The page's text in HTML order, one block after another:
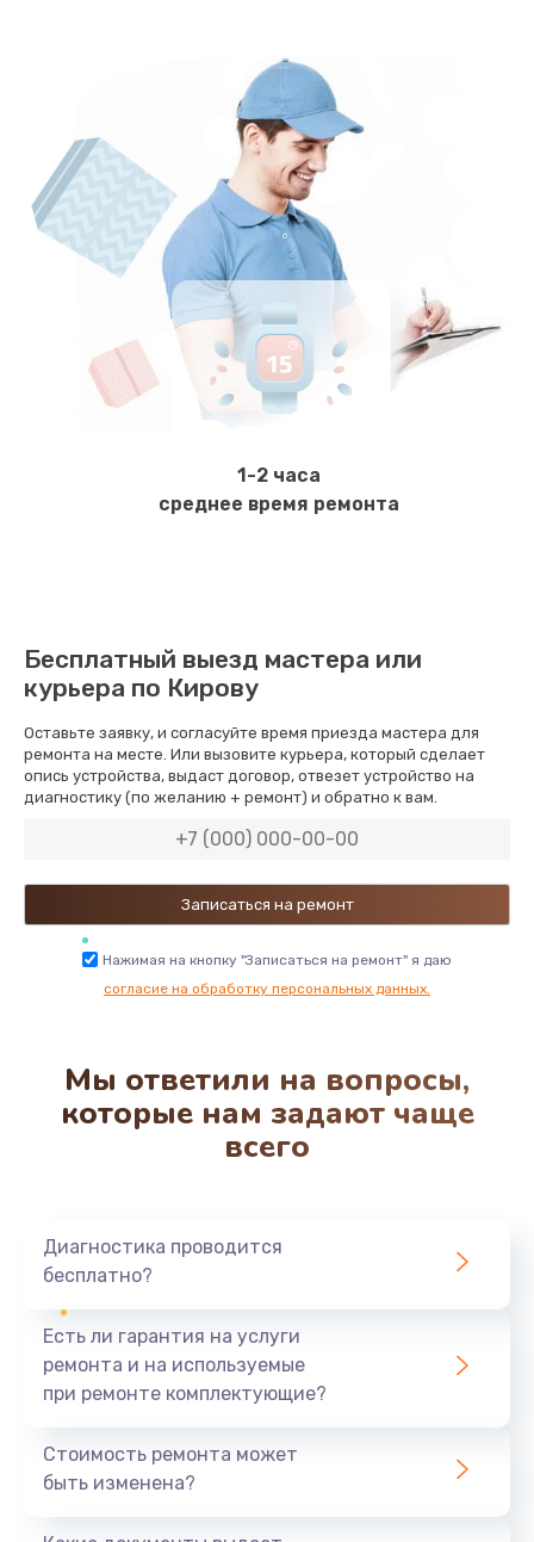
1-2 часа
среднее время ремонта
Бесплатный выезд мастера или
курьера по Кирову
Оставьте заявку, и согласуйте время приезда мастера для
ремонта на месте. Или вызовите курьера, который сделает
опись устройства, выдаст договор, отвезет устройство на
диагностику (по желанию + ремонт) и обратно к вам.
Нажимая на кнопку "Записаться на ремонт" я даю
согласие на обработку персональных данных.
Мы ответили на вопросы,
которые нам задают чаще
всего
Диагностика проводится
бесплатно?
Есть ли гарантия на услуги
ремонта и на используемые
при ремонте комплектующие?
Стоимость ремонта может
быть изменена?